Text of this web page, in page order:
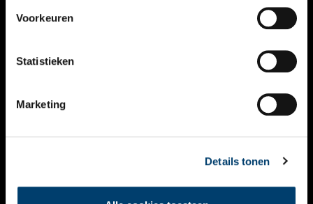
Voorkeuren
Statistieken
Marketing
Details tonen
KALENDER
THEMA’S
VIDEO’S
CONTACT